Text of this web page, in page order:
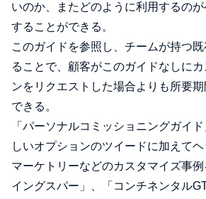
いのか、またどのように利用するの
することができる。
このガイドを参照し、チームが持つ
ることで、顧客がこのガイドなしに
ンをリクエストした場合よりも所要
できる。
「パーソナルコミッショニングガイ
しいオプションのツイードに加えて
マーケトリーなどのカスタマイズ事
イングスパー」、「コンチネンタル